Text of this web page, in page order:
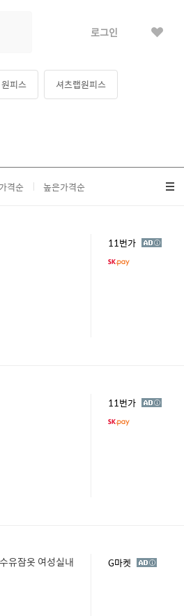
로그인
피스 셔츠랩원피스
격순 높은가격순 리
스
11번가 광
11번가 광
유잠옷 여성실내
G마켓 광